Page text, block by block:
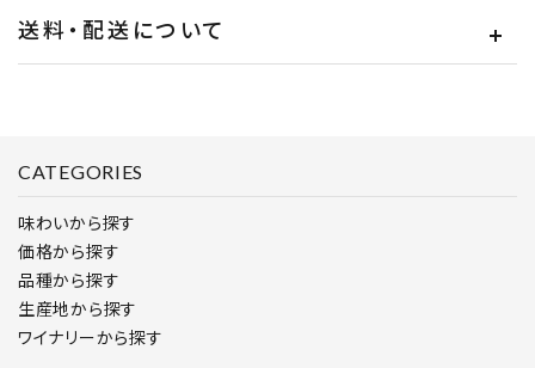
カテゴリー
送料・配送について
CATEGORIES
味わいから探す
価格から探す
品種から探す
生産地から探す
ワイナリーから探す